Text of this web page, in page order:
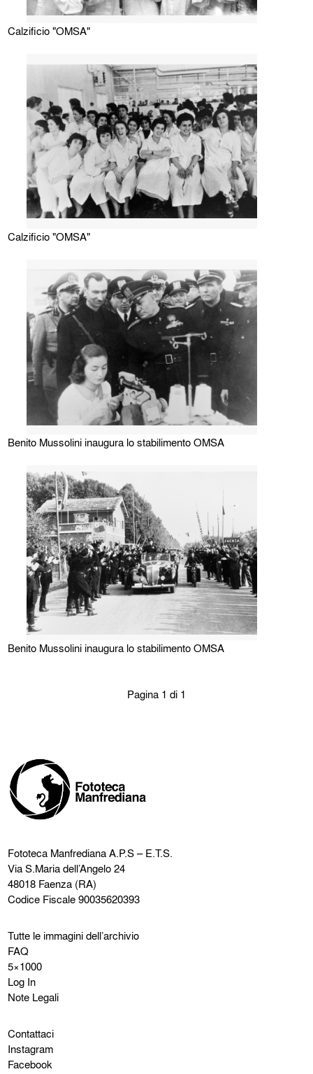
Calzificio "OMSA"
Calzificio "OMSA"
Benito Mussolini inaugura lo stabilimento OMSA
Benito Mussolini inaugura lo stabilimento OMSA
Pagina 1 di 1
Fototeca ManfredianaA.P.S – E.T.S.
Via S.Maria dell’Angelo 24
48018 Faenza (RA)
Codice Fiscale 90035620393
Tutte le immagini dell’archivio
FAQ
5×1000
Log In
Note Legali
Contattaci
Instagram
Facebook